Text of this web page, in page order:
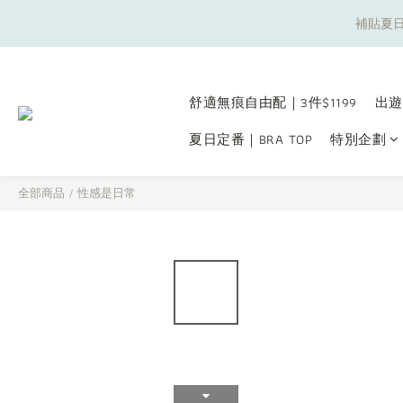
補貼夏
補貼夏
舒適無痕自由配｜3件$1199
出
夏日定番｜BRA TOP
特別企劃
全部商品 / 性感是日常